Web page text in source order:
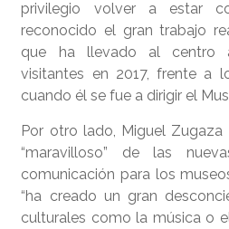
privilegio volver a estar
reconocido el gran trabajo
que ha llevado al centro
visitantes en 2017, frente a
cuando él se fue a dirigir el
Por otro lado, Miguel
“maravilloso” de las
comunicación para los
“ha creado un gran
culturales como la música o